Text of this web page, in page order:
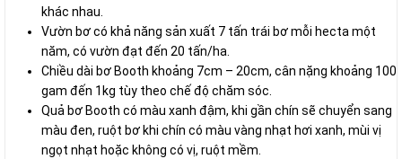
khác nhau.
Vườn bơ có khả năng sản xuất 7 tấn trái bơ mỗi hecta một
năm, có vườn đạt đến 20 tấn/ha.
Chiều dài bơ Booth khoảng 7cm – 20cm, cân nặng khoảng 100
gam đến 1kg tùy theo chế độ chăm sóc.
Quả bơ Booth có màu xanh đậm, khi gần chín sẽ chuyển sang
màu đen, ruột bơ khi chín có màu vàng nhạt hơi xanh, mùi vị
ngọt nhạt hoặc không có vị, ruột mềm.